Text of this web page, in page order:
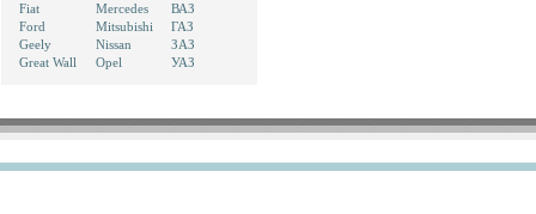
Fiat
Ford
Geely
Great Wall
Mercedes
Mitsubishi
Nissan
Opel
ВАЗ
ГАЗ
ЗАЗ
УАЗ